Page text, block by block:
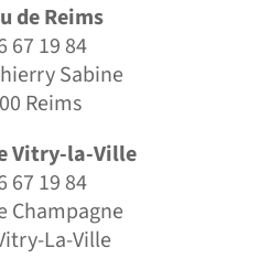
de Reims
67 19 84
Sabine
Reims
Vitry-la-Ville
67 19 84
Champagne
La-Ville